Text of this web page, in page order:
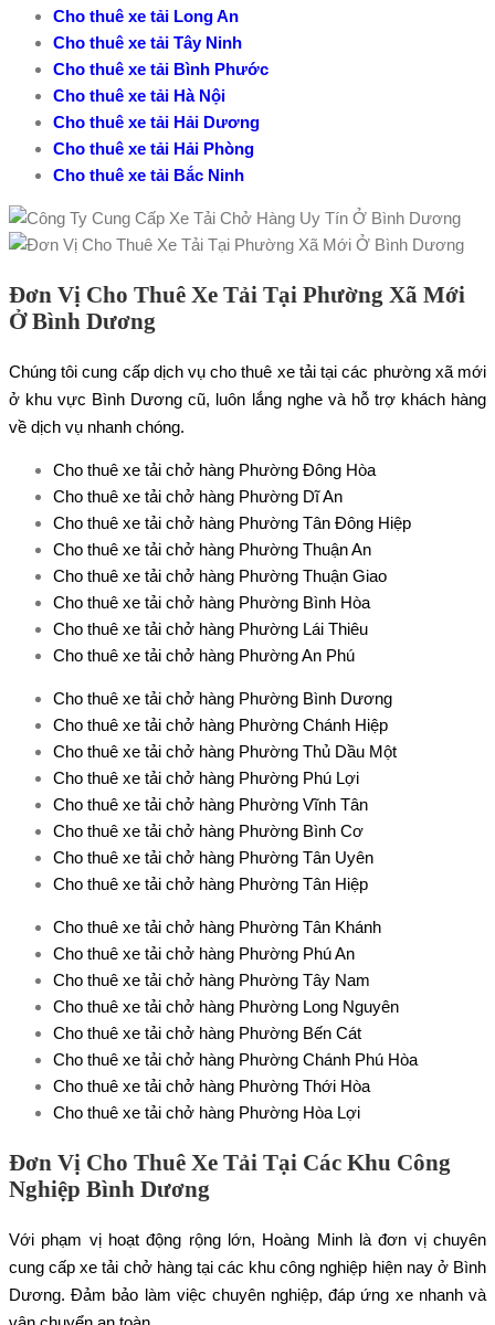
Cho thuê xe tải Long An
Cho thuê xe tải Tây Ninh
Cho thuê xe tải Bình Phước
Cho thuê xe tải Hà Nội
Cho thuê xe tải Hải Dương
Cho thuê xe tải Hải Phòng
Cho thuê xe tải Bắc Ninh
Đơn Vị Cho Thuê Xe Tải Tại Phường Xã Mới
Ở Bình Dương
Chúng tôi cung cấp dịch vụ cho thuê xe tải tại các phường xã mới
ở khu vực Bình Dương cũ, luôn lắng nghe và hỗ trợ khách hàng
về dịch vụ nhanh chóng.
Cho thuê xe tải chở hàng Phường Đông Hòa
Cho thuê xe tải chở hàng Phường Dĩ An
Cho thuê xe tải chở hàng Phường Tân Đông Hiệp
Cho thuê xe tải chở hàng Phường Thuận An
Cho thuê xe tải chở hàng Phường Thuận Giao
Cho thuê xe tải chở hàng Phường Bình Hòa
Cho thuê xe tải chở hàng Phường Lái Thiêu
Cho thuê xe tải chở hàng Phường An Phú
Cho thuê xe tải chở hàng Phường Bình Dương
Cho thuê xe tải chở hàng Phường Chánh Hiệp
Cho thuê xe tải chở hàng Phường Thủ Dầu Một
Cho thuê xe tải chở hàng Phường Phú Lợi
Cho thuê xe tải chở hàng Phường Vĩnh Tân
Cho thuê xe tải chở hàng Phường Bình Cơ
Cho thuê xe tải chở hàng Phường Tân Uyên
Cho thuê xe tải chở hàng Phường Tân Hiệp
Cho thuê xe tải chở hàng Phường Tân Khánh
Cho thuê xe tải chở hàng Phường Phú An
Cho thuê xe tải chở hàng Phường Tây Nam
Cho thuê xe tải chở hàng Phường Long Nguyên
Cho thuê xe tải chở hàng Phường Bến Cát
Cho thuê xe tải chở hàng Phường Chánh Phú Hòa
Cho thuê xe tải chở hàng Phường Thới Hòa
Cho thuê xe tải chở hàng Phường Hòa Lợi
Đơn Vị Cho Thuê Xe Tải Tại Các Khu Công
Nghiệp Bình Dương
Với phạm vị hoạt động rộng lớn, Hoàng Minh là đơn vị chuyên
cung cấp xe tải chở hàng tại các khu công nghiệp hiện nay ở Bình
Dương. Đảm bảo làm việc chuyên nghiệp, đáp ứng xe nhanh và